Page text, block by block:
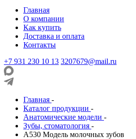
Главная
О компании
Как купить
Доставка и оплата
Контакты
+7 931 230 10 13 3207679@mail.ru
Главная -
Каталог продукции -
Анатомические модели -
Зубы, стоматология -
A530 Модель молочных зубов